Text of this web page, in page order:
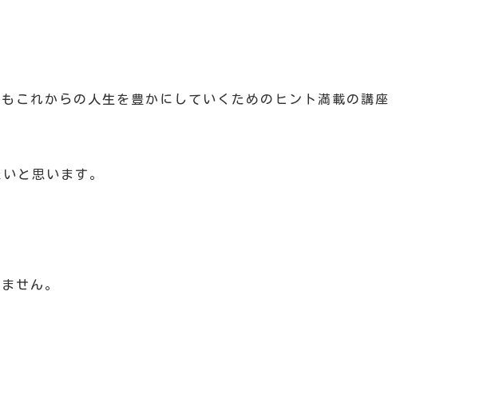
これからの人生を豊かにしていくためのヒント満載の講座
と思います。
せん。